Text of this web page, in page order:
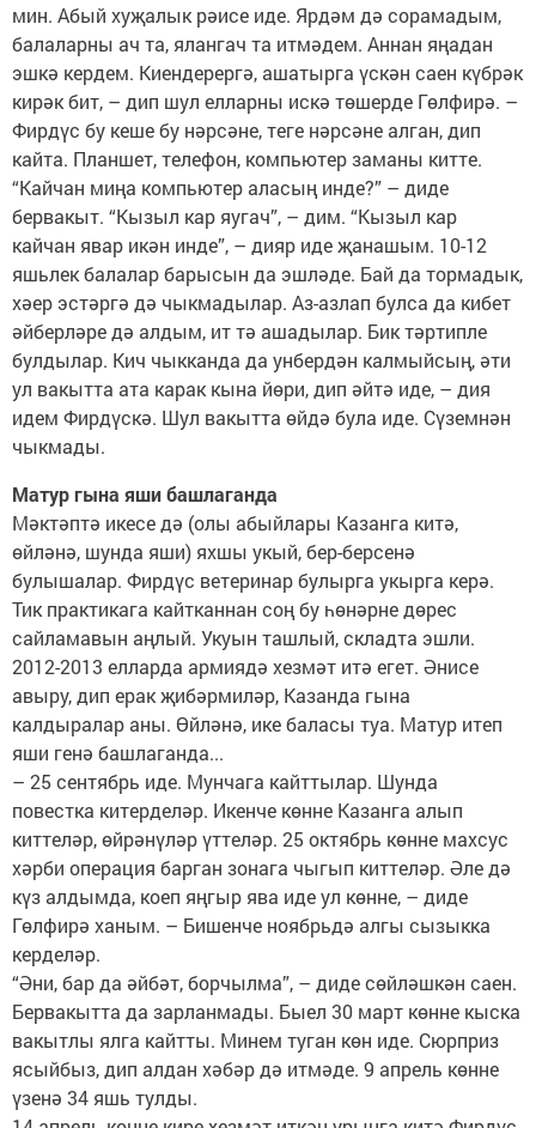
мин. Абый хуҗалык рәисе иде. Ярдәм дә сорамадым,
балаларны ач та, ялангач та итмәдем. Аннан яңадан
эшкә кердем. Киендерергә, ашатырга үскән саен күбрәк
кирәк бит, – дип шул елларны искә төшерде Гөлфирә. –
Фирдүс бу кеше бу нәрсәне, теге нәрсәне алган, дип
кайта. Планшет, телефон, компьютер заманы китте.
“Кайчан миңа компьютер аласың инде?” – диде
бервакыт. “Кызыл кар яугач”, – дим. “Кызыл кар
кайчан явар икән инде”, – дияр иде җанашым. 10-12
яшьлек балалар барысын да эшләде. Бай да тормадык,
хәер эстәргә дә чыкмадылар. Аз-азлап булса да кибет
әйберләре дә алдым, ит тә ашадылар. Бик тәртипле
булдылар. Кич чыкканда да унбердән калмыйсың, әти
ул вакытта ата карак кына йөри, дип әйтә иде, – дия
идем Фирдүскә. Шул вакытта өйдә була иде. Сүземнән
чыкмады.
Матур гына яши башлаганда
Мәктәптә икесе дә (олы абыйлары Казанга китә,
өйләнә, шунда яши) яхшы укый, бер-берсенә
булышалар. Фирдүс ветеринар булырга укырга керә.
Тик практикага кайтканнан соң бу һөнәрне дөрес
сайламавын аңлый. Укуын ташлый, складта эшли.
2012-2013 елларда армиядә хезмәт итә егет. Әнисе
авыру, дип ерак җибәрмиләр, Казанда гына
калдыралар аны. Өйләнә, ике баласы туа. Матур итеп
яши генә башлаганда...
– 25 сентябрь иде. Мунчага кайттылар. Шунда
повестка китерделәр. Икенче көнне Казанга алып
киттеләр, өйрәнүләр үттеләр. 25 октябрь көнне махсус
хәрби операция барган зонага чыгып киттеләр. Әле дә
күз алдымда, коеп яңгыр ява иде ул көнне, – диде
Гөлфирә ханым. – Бишенче ноябрьдә алгы сызыкка
керделәр.
“Әни, бар да әйбәт, борчылма”, – диде сөйләшкән саен.
Бервакытта да зарланмады. Быел 30 март көнне кыска
вакытлы ялга кайтты. Минем туган көн иде. Сюрприз
ясыйбыз, дип алдан хәбәр дә итмәде. 9 апрель көнне
үзенә 34 яшь тулды.